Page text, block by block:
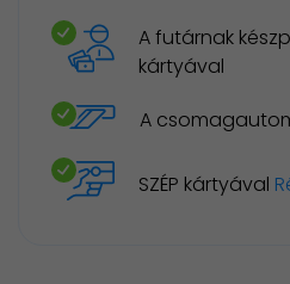
A futárnak
kártyával
A
SZÉP kártyával